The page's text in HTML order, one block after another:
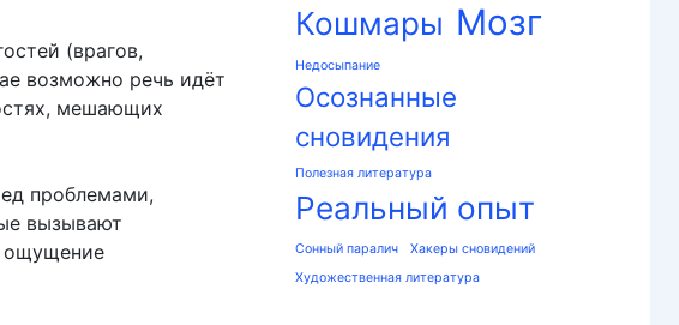
(врагов,
возможно речь идёт
мешающих
проблемами,
вызывают
ощущение
Кошмары Мозг
Недосыпание
Осознанные
сновидения
Полезная литература
Реальный опыт
Сонный паралич
Хакеры сновидений
Художественная литература